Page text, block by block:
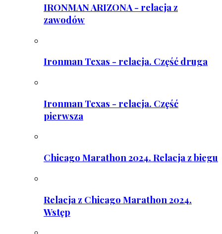
IRONMAN ARIZONA - relacja z
zawodów
Ironman Texas - relacja. Część druga
Ironman Texas - relacja. Część
pierwsza
Chicago Marathon 2024. Relacja z biegu
Relacja z Chicago Marathon 2024.
Wstęp